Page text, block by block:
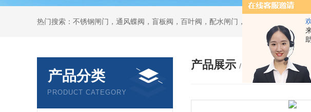
热门搜索：不锈钢闸门，通风蝶阀，盲板阀，百叶阀，配水闸门，套筒排泥阀，渠道闸
产品分类
PRODUCT CATEGORY
产品展示 / PRODUCTS